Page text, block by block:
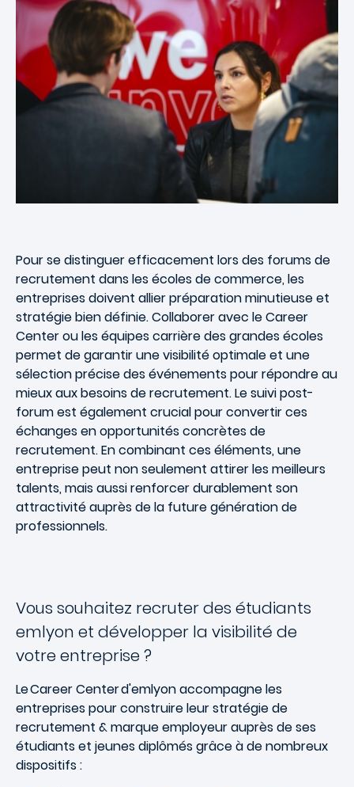
Pour se distinguer efficacement lors des forums de
recrutement dans les écoles de commerce, les
entreprises doivent allier préparation minutieuse et
stratégie bien définie. Collaborer avec leCareer
Centerou les équipes carrière des grandes écoles
permet de garantir unevisibilité optimaleet une
sélection précise des événements pour répondre au
mieux auxbesoins de recrutement. Lesuivi post-
forumest également crucial pour convertir ces
échanges enopportunités concrètes de
recrutement. En combinant ces éléments, une
entreprise peut non seulement attirer les meilleurs
talents, mais aussi renforcer durablement son
attractivitéauprès de la future génération de
professionnels.
Vous souhaitez recruter des étudiants
emlyon et développer la visibilité de
votre entreprise ?
Le Career Center d'emlyon accompagne les
entreprises pour construire leur stratégie de
recrutement & marque employeur auprès de ses
étudiants et jeunes diplômés grâce à de nombreux
dispositifs :